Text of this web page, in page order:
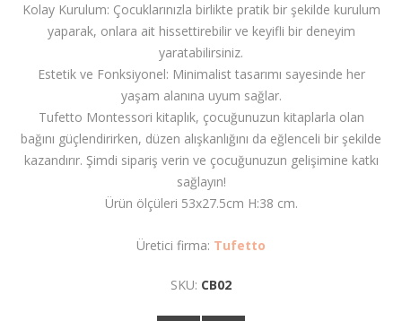
Kolay Kurulum: Çocuklarınızla birlikte pratik bir şekilde kurulum
yaparak, onlara ait hissettirebilir ve keyifli bir deneyim
yaratabilirsiniz.
Estetik ve Fonksiyonel: Minimalist tasarımı sayesinde her
yaşam alanına uyum sağlar.
Tufetto Montessori kitaplık, çocuğunuzun kitaplarla olan
bağını güçlendirirken, düzen alışkanlığını da eğlenceli bir şekilde
kazandırır. Şimdi sipariş verin ve çocuğunuzun gelişimine katkı
sağlayın!
Ürün ölçüleri 53x27.5cm H:38 cm.
Üretici firma: Tufetto
SKU: CB02